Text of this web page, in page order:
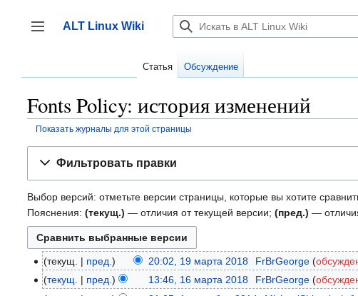
содержанию
Переключить боковую панель
ALT Linux Wiki
Статья Обсуждение
Fonts Policy: история изменений
Показать журналы для этой страницы
Фильтровать правки
Выбор версий: отметьте версии страницы, которые вы хотите
Пояснения: (текущ.) — отличия от текущей версии; (пред.) —
19
марта
текущ. пред. 20:02, 19 марта 2018 FrBrGeorge
16
текущ. пред. 13:46, 16 марта 2018 FrBrGeorge